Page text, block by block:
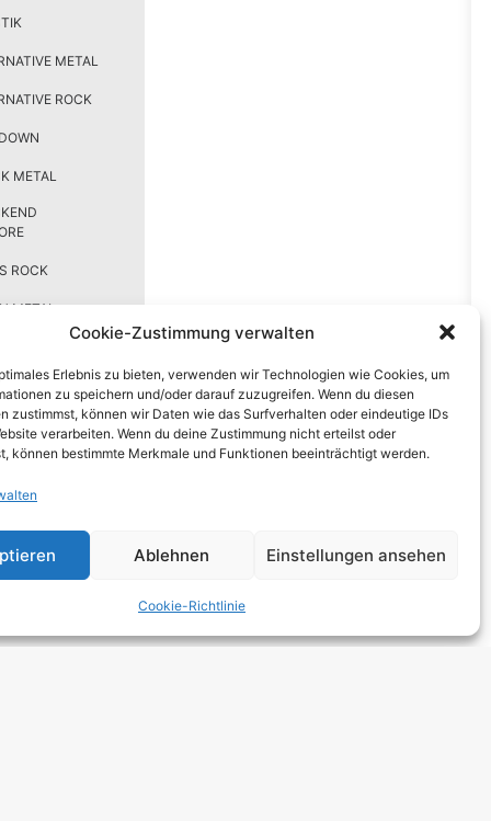
Cookie-Zustimmung verwalten
Erlebnis zu bieten, verwenden wir Technologien wie Cookies, um
zu speichern und/oder darauf zuzugreifen. Wenn du diesen
zustimmst, können wir Daten wie das Surfverhalten oder eindeutige IDs
verarbeiten. Wenn du deine Zustimmung nicht erteilst oder
können bestimmte Merkmale und Funktionen beeinträchtigt werden.
Ablehnen Einstellungen ansehen
Cookie-Richtlinie
METAL
ROCK
METAL
ROCK
METAL
ROCK